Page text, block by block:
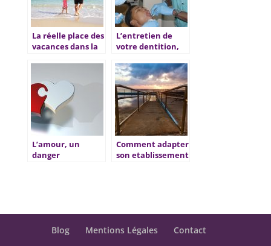
La réelle place des
vacances dans la
L’entretien de
votre dentition,
capitale
L’amour, un
danger
Comment adapter
son etablissement
Blog Mentions Légales Contact